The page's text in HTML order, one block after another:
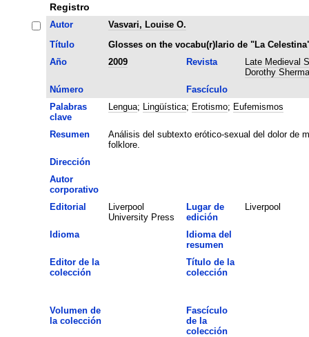
Registro
Autor
Vasvari, Louise O.
Título
Glosses on the vocabu(r)lario de "La
Año
2009 Revista
Late Medieval
Dorothy
Número
Fascículo
Palabras
clave
Lengua; Lingüística; Erotismo; Eufemismos
Resumen
Análisis del subtexto erótico-sexual del dolor de
folklore.
Dirección
Autor
corporativo
Editorial
Liverpool
University Press
Lugar de
edición
Liverpool
Idioma
Idioma del
resumen
Editor de la
colección
Título de la
colección
Volumen de
la colección
Fascículo
de la
colección